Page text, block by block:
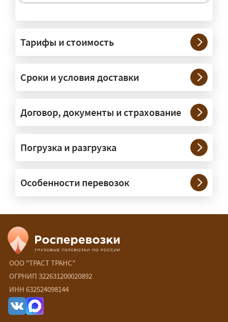
— На тралах и низкорамниках —
платформах, рассчитанных на
крупногабаритную технику и
конструкции. Транспорт подбираем
под конкретные размеры и вес груза.
сопровождение?
организуем. Потребность в машинах
прикрытия зависит от габаритов
груза и маршрута; это определяется
Сколько стоит перевозка
негабарита?
— От 90 ₽/км. Точная стоимость
рассчитывается индивидуально:
влияют габариты и вес груза,
Тарифы и стоимость
Сроки и условия доставки
Договор, документы и страхование
Погрузка и разгрузка
Особенности перевозок
ООО "ТРАСТ ТРАНС"
ОГРНИП 322631200020892
ИНН 632524098144